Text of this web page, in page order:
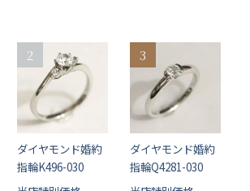
ダイヤモンド婚約
指輪K496-030
ダイヤモンド婚約
指輪Q4281-030